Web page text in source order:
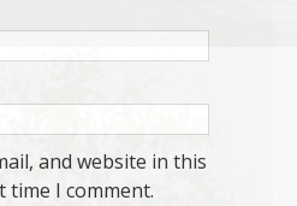
and website in this
I comment.